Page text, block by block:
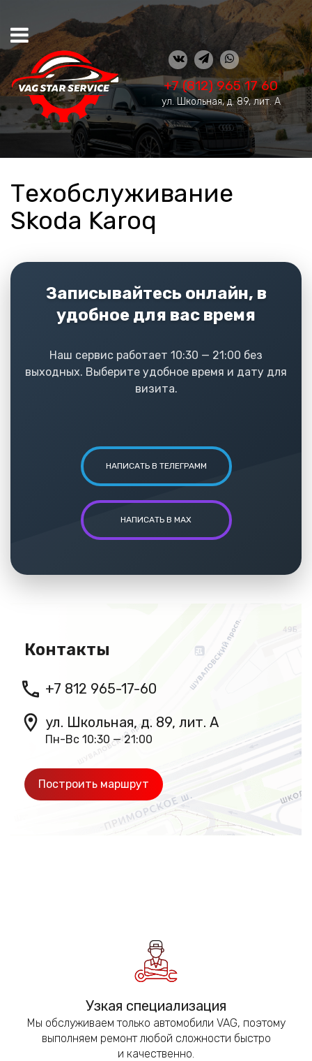
+7 (812) 965 17 60
ул. Школьная, д. 89, лит. А
Техобслуживание
Skoda Karoq
Записывайтесь онлайн, в
удобное для вас время
Наш сервис работает 10:30 — 21:00 без
выходных. Выберите удобное время и дату для
визита.
НАПИСАТЬ В ТЕЛЕГРАММ
НАПИСАТЬ В MAX
Контакты
+7 812 965-17-60
ул. Школьная, д. 89, лит. А
Пн-Вс 10:30 — 21:00
Построить маршрут
Узкая специализация
Мы обслуживаем только автомобили VAG, поэтому
выполняем ремонт любой сложности быстро
и качественно.